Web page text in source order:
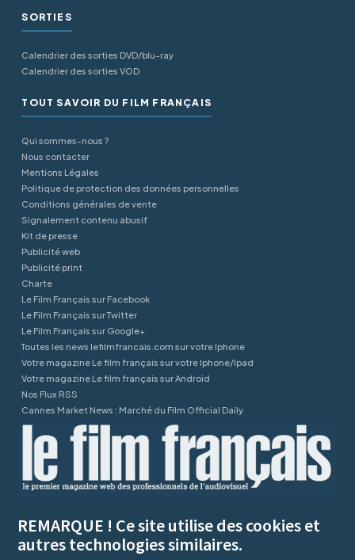
SORTIES
Calendrier des sorties DVD/blu-ray
Calendrier des sorties VOD
TOUT SAVOIR DU FILM FRANÇAIS
Qui sommes-nous ?
Nous contacter
Mentions Légales
Politique de protection des données personnelles
Conditions générales de vente
Signalement contenu abusif
Kit de presse
Publicité web
Publicité print
Charte
Le Film Français sur Facebook
Le Film Français sur Twitter
Le Film Français sur Google+
Toutes les news lefilmfrancais.com sur votre Iphone
Votre magazine Le film français sur votre Iphone/Ipad
Votre magazine Le film français sur Android
Nos Flux RSS
Cannes Market News : Marché du Film Official Daily
REMARQUE ! Ce site utilise des cookies et
autres technologies similaires.